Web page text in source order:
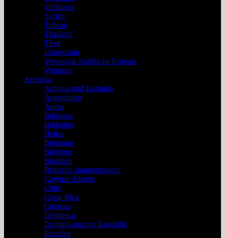
Südkorea
Syrien
Taiwan
Thailand
Tibet
Usbekistan
Vereinigte Arabische Emirate
Vietnam
Amerika
Antigua und Barbuda
Argentinien
Aruba
Bahamas
Barbados
Belize
Bermuda
Bolivien
Brasilien
Britische Jungferninseln
Cayman Islands
Chile
Costa Rica
Curacao
Dominica
Dominikanische Republik
Ecuador